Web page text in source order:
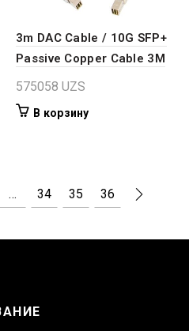
3m DAC Cable / 10G SFP+
Passive Copper Cable 3M
575058 UZS
В корзину
… 34 35 36